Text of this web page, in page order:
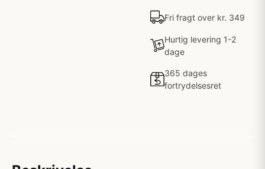
Fri fragt over kr. 349
Hurtig levering 1-2
dage
365 dages
fortrydelsesret